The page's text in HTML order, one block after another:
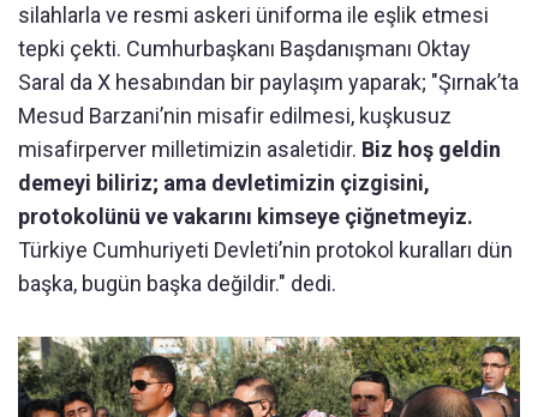
silahlarla ve resmi askeri üniforma ile eşlik etmesi
tepki çekti. Cumhurbaşkanı Başdanışmanı Oktay
Saral da X hesabından bir paylaşım yaparak; "Şırnak’ta
Mesud Barzani’nin misafir edilmesi, kuşkusuz
misafirperver milletimizin asaletidir. Biz hoş geldin
demeyi biliriz; ama devletimizin çizgisini,
protokolünü ve vakarını kimseye çiğnetmeyiz.
Türkiye Cumhuriyeti Devleti’nin protokol kuralları dün
başka, bugün başka değildir." dedi.